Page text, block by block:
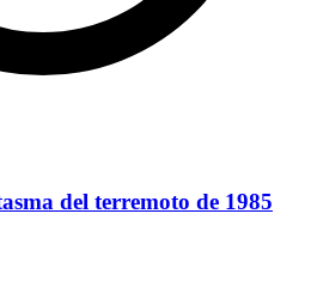
del terremoto de 1985